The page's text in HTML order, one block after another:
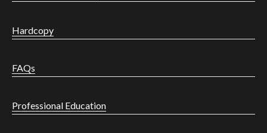
Hardcopy
FAQs
Professional Education